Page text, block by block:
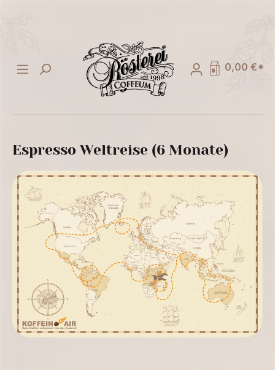
0,00 €*
Espresso Weltreise (6 Monate)